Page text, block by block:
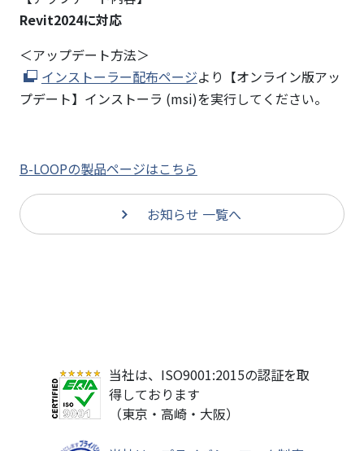
Revit2024に対応
＜アップデート方法＞
インストーラー配布ページより【オンライン版アッ
プデート】インストーラ (msi)を実行してください。
B-LOOPの製品ページはこちら
お知らせ 一覧へ
当社は、ISO9001:2015の認証を取
得しております
（東京・高崎・大阪）